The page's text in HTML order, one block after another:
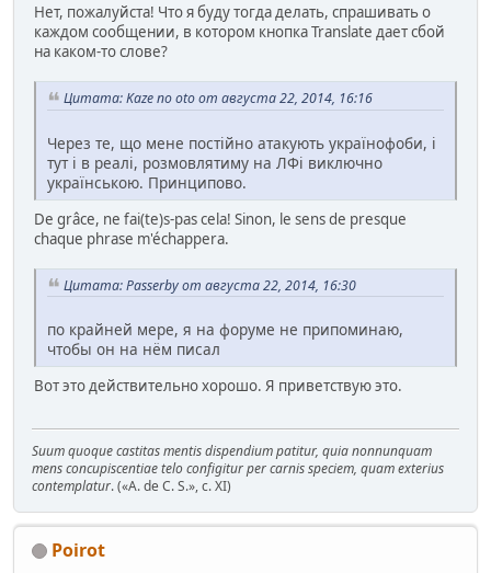
Нет, пожалуйста! Что я буду тогда делать, спрашивать о
каждом сообщении, в котором кнопка Translate дает сбой
на каком-то слове?
Цитата: Kaze no oto от августа 22, 2014, 16:16
Через те, що мене постійно атакують українофоби, і
тут і в реалі, розмовлятиму на ЛФі виключно
українською. Принципово.
De grâce, ne fai(te)s-pas cela! Sinon, le sens de presque
chaque phrase m'échappera.
Цитата: Passerby от августа 22, 2014, 16:30
по крайней мере, я на форуме не припоминаю,
чтобы он на нём писал
Вот это действительно хорошо. Я приветствую это.
Suum quoque castitas mentis dispendium patitur, quia nonnunquam
mens concupiscentiae telo configitur per carnis speciem, quam exterius
contemplatur. («A. de C. S.», c. XI)
Poirot